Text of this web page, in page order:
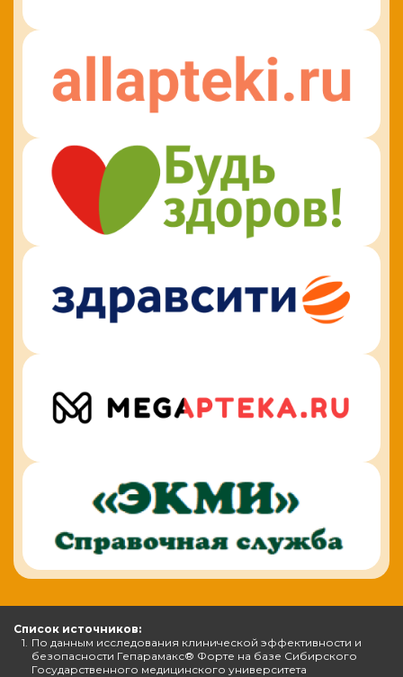
Список источников:
1. По данным исследования клинической эффективности и
безопасности Гепарамакс® Форте на базе Сибирского
Государственного медицинского университета